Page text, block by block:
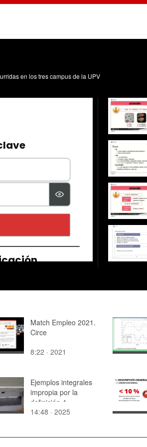
en los tres campus de la UPV
Match Empleo 2021.
Circe
8:22 · 2021
Ejemplos integrales
impropia por la
definición 4
14:48 · 2025